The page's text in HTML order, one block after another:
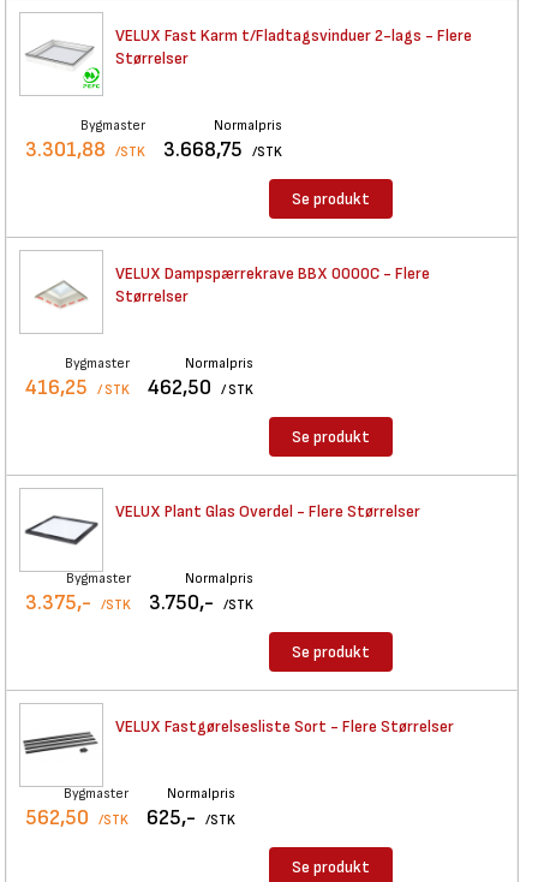
VELUX Fast Karm t/Fladtagsvinduer 2-lags - Flere
Størrelser
Bygmaster
3.301,88 /STK
Normalpris
3.668,75 /STK
Se produkt
VELUX Dampspærrekrave BBX 0000C - Flere
Størrelser
Bygmaster
416,25 / STK
Normalpris
462,50 / STK
Se produkt
VELUX Plant Glas Overdel - Flere Størrelser
Bygmaster
3.375,- /STK
Normalpris
3.750,- /STK
Se produkt
VELUX Fastgørelsesliste Sort - Flere Størrelser
Bygmaster
562,50 /STK
Normalpris
625,- /STK
Se produkt